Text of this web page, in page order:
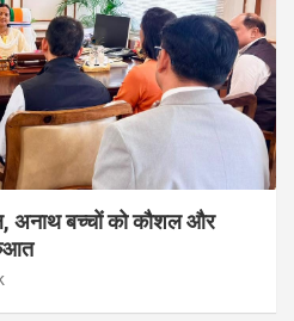
अनाथ बच्चों को कौशल और